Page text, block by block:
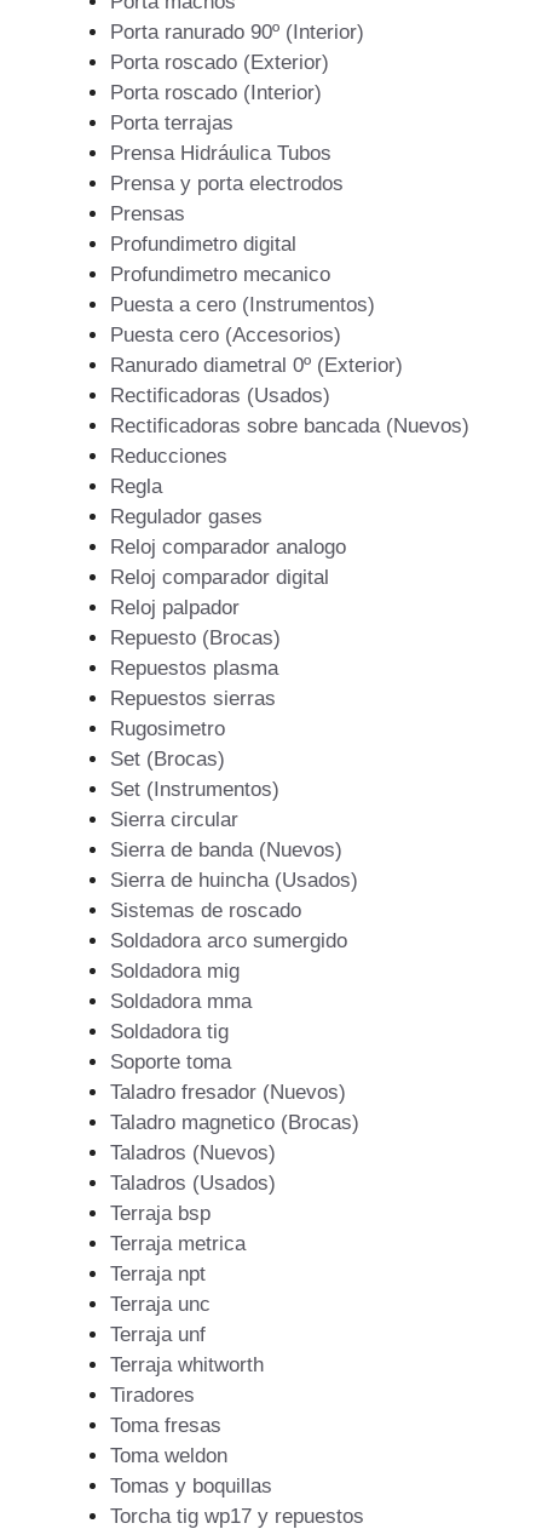
Porta ranurado 90º (Interior)
Porta roscado (Exterior)
Porta roscado (Interior)
Porta terrajas
Prensa Hidráulica Tubos
Prensa y porta electrodos
Prensas
Profundimetro digital
Profundimetro mecanico
Puesta a cero (Instrumentos)
Puesta cero (Accesorios)
Ranurado diametral 0º (Exterior)
Rectificadoras (Usados)
Rectificadoras sobre bancada (Nuevos)
Reducciones
Regla
Regulador gases
Reloj comparador analogo
Reloj comparador digital
Reloj palpador
Repuesto (Brocas)
Repuestos plasma
Repuestos sierras
Rugosimetro
Set (Brocas)
Set (Instrumentos)
Sierra circular
Sierra de banda (Nuevos)
Sierra de huincha (Usados)
Sistemas de roscado
Soldadora arco sumergido
Soldadora mig
Soldadora mma
Soldadora tig
Soporte toma
Taladro fresador (Nuevos)
Taladro magnetico (Brocas)
Taladros (Nuevos)
Taladros (Usados)
Terraja bsp
Terraja metrica
Terraja npt
Terraja unc
Terraja unf
Terraja whitworth
Tiradores
Toma fresas
Toma weldon
Tomas y boquillas
Torcha tig wp17 y repuestos